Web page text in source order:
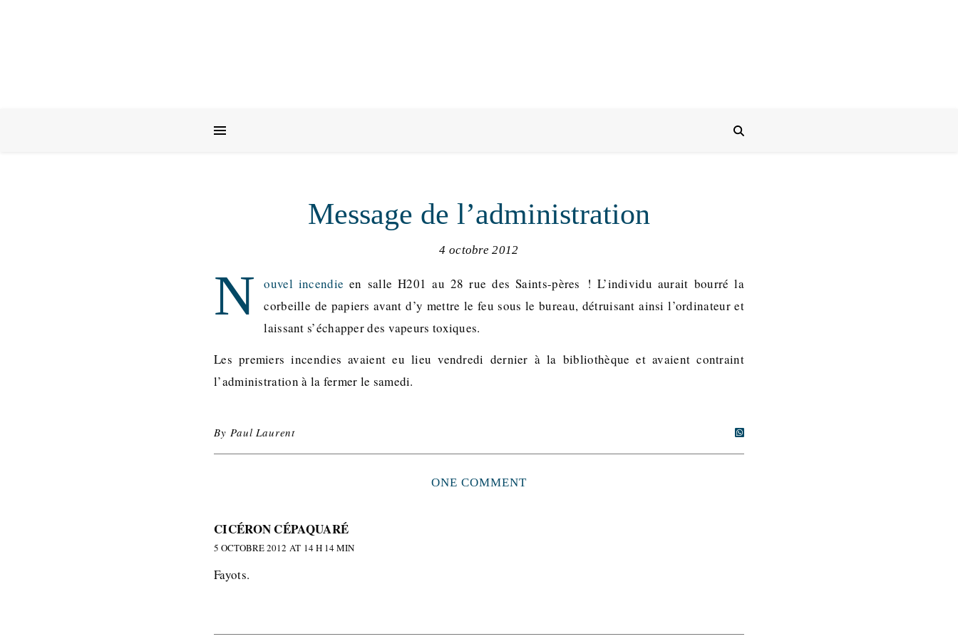
Message de l’administration
4 octobre 2012
N ouvel incendie en salle H201 au 28 rue des Saints-pères ! L’individu aurait bourré la
corbeille de papiers avant d’y mettre le feu sous le bureau, détruisant ainsi l’ordinateur et
laissant s’échapper des vapeurs toxiques.
Les premiers incendies avaient eu lieu vendredi dernier à la bibliothèque et avaient contraint
l’administration à la fermer le samedi.
ByPaul Laurent
ONE COMMENT
CICÉRON CÉPAQUARÉ
5 OCTOBRE 2012 AT 14 H 14 MIN
Fayots.